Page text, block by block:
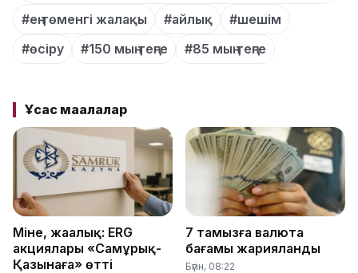
#ең төменгі жалақы
#айлық
#шешім
#өсіру
#150 мың теңге #85 мың теңге
Ұқсас мақалалар
Міне, жаңалық: ERG
акциялары «Самұрық-
Қазынаға» өтті
7 тамызға валюта
бағамы жарияланды
Бүгін, 08:22